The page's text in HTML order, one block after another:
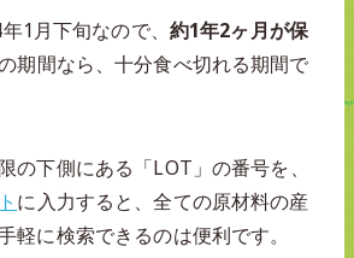
1月下旬なので、 約1年2ヶ月が保
期間なら、十分食べ切れる期間で
の下側にある「LOT」の番号を、
に入力すると、全ての原材料の産
軽に検索できるのは便利です。